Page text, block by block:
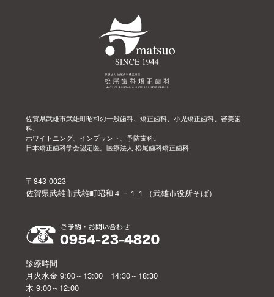
佐賀県武雄市武雄町昭和の一般歯科、矯正歯科、小児矯正歯科、審美歯
科、
ホワイトニング、インプラント、予防歯科。
日本矯正歯科学会認定医。医療法人 松尾歯科矯正歯科
〒843-0023
佐賀県武雄市武雄町昭和４－１１（武雄市役所そば）
診療時間
月火水金 9:00～13:00 14:30～18:30
木 9:00～12:00